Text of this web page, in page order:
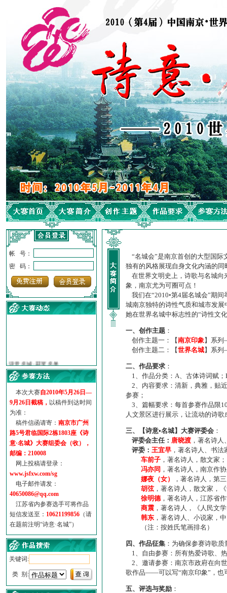
帐 号：
密 码：
·【诗意·名城】地铁展示作...
诗意名城·地铁时间
·地铁完美呈现【诗意·名城...
参赛作品多达5000多首
“诗意·名城”晒诗会
特别通知--致广大诗词爱好...
本次大赛自2010年5月26日—
9月26日截稿， 以稿件到达时间
为准：
稿件信函请寄： 南京市广州
路5号君临国际2栋1803座《诗
意·名城》大赛组委会（收），
邮编：210008
网上投稿请登录：
www.jsfxw.com/sg
电子邮件请发：
40650086@qq.com
江苏省内参赛选手可将作品
短信发送至： 10621199856 （请
在题前注明“诗意·名城”）
关键词:
类 别:
“名城会”是南京首创的大型国际
独有的风格展现自身文化内涵的
在世界文明史上，诗歌与名城向
象，南京尤为可圈可点！
我们在“2010•第4届名城会”期
城南京独特的诗性气质和城市发
她在世界名城中标志性的“诗性文
一、创作主题 ：
创作主题一：【南京印象】系
创作主题二：【世界名城】系
二、作品要求 ：
1、作品分类：A、古体诗词赋；
2、内容要求：清新，典雅，贴
参赛；
3、篇幅要求：每首参赛作品限
人文景区进行展示，让流动的诗
三、【诗意•名城】大赛评委会 ：
评委会主任： 唐晓渡 ，著名诗
评委： 王宜早 ，著名诗人、书
车前子 ，著名诗人，散文家；
冯亦同 ，著名诗人，南京作
娜夜（女）
，著名诗人，第
胡弦，著名诗人，散文家，
徐明德，著名诗人，江苏省
商震 ，著名诗人，《人民文
韩东 ，著名诗人、小说家，
（注：按姓氏笔画排名）
四、作品征集 ：为确保参赛诗歌
1、自由参赛：所有热爱诗歌、
2、邀请参赛：南京市政府在向
歌作品——可以写“南京印象”，也
五、评选与奖励 ：